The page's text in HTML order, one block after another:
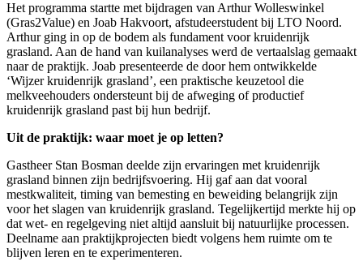
Het programma startte met bijdragen van Arthur Wolleswinkel
(Gras2Value) en Joab Hakvoort, afstudeerstudent bij LTO Noord.
Arthur ging in op de bodem als fundament voor kruidenrijk
grasland. Aan de hand van kuilanalyses werd de vertaalslag gemaakt
naar de praktijk. Joab presenteerde de door hem ontwikkelde
‘Wijzer kruidenrijk grasland’, een praktische keuzetool die
melkveehouders ondersteunt bij de afweging of productief
kruidenrijk grasland past bij hun bedrijf.
Uit de praktijk: waar moet je op letten?
Gastheer Stan Bosman deelde zijn ervaringen met kruidenrijk
grasland binnen zijn bedrijfsvoering. Hij gaf aan dat vooral
mestkwaliteit, timing van bemesting en beweiding belangrijk zijn
voor het slagen van kruidenrijk grasland. Tegelijkertijd merkte hij op
dat wet- en regelgeving niet altijd aansluit bij natuurlijke processen.
Deelname aan praktijkprojecten biedt volgens hem ruimte om te
blijven leren en te experimenteren.